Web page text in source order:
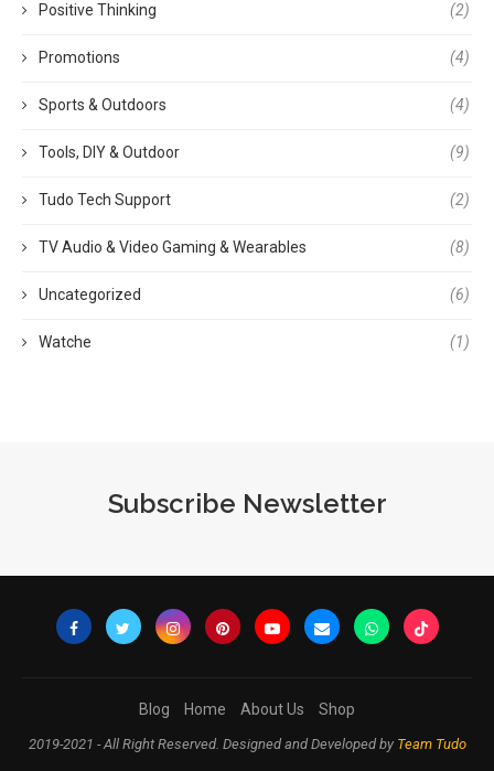
Positive Thinking (2)
Promotions (4)
Sports & Outdoors (4)
Tools, DIY & Outdoor (9)
Tudo Tech Support (2)
TV Audio & Video Gaming & Wearables (8)
Uncategorized (6)
Watche (1)
Subscribe Newsletter
Blog Home About Us Shop
2019-2021 - All Right Reserved. Designed and Developed by Team Tudo